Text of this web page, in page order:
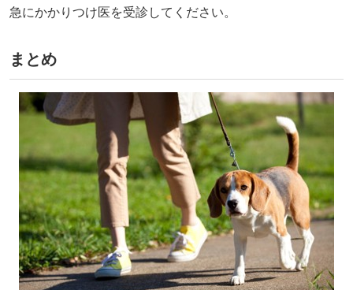
急にかかりつけ医を受診してください。
まとめ